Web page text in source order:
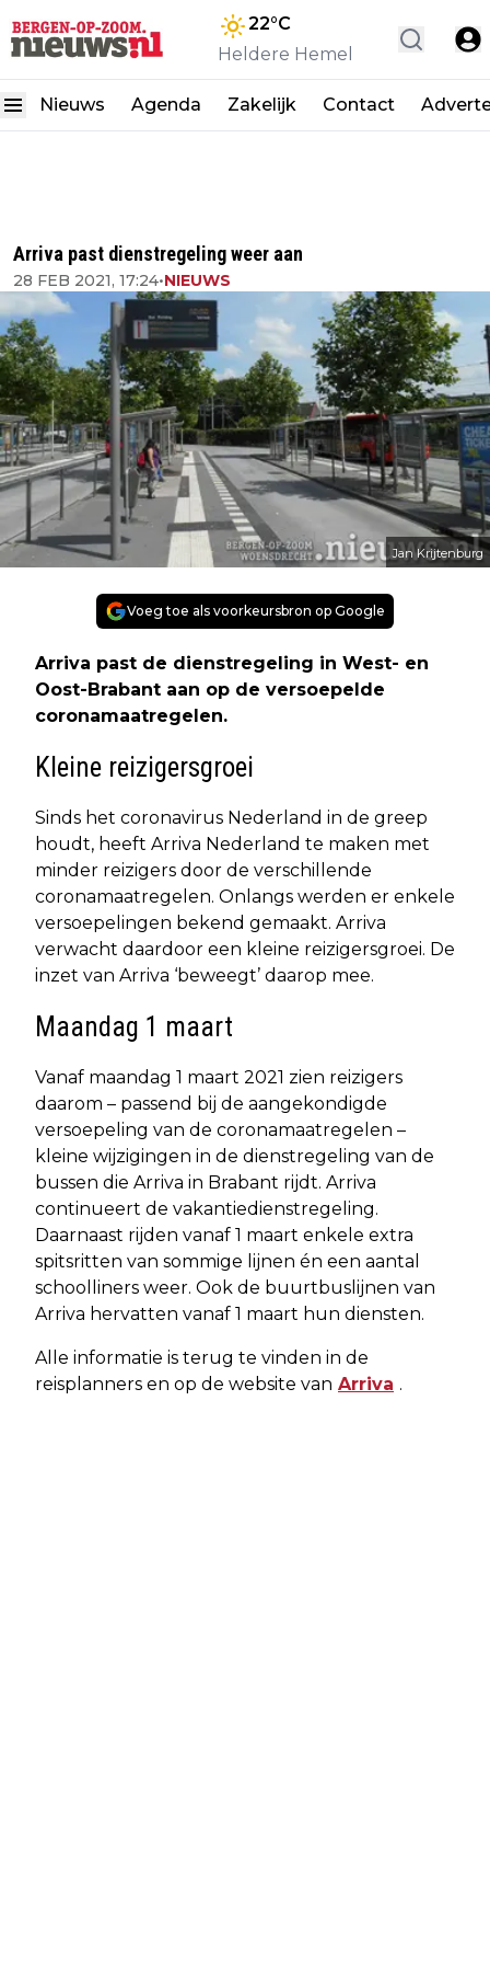
22°C
Heldere Hemel
Nieuws Agenda Zakelijk Contact
Arriva past dienstregeling weer aan
28 FEB 2021, 17:24•NIEUWS
Jan Krijtenburg
Voeg toe als voorkeursbron op Google
Arriva past de dienstregeling in West- en
Oost-Brabant aan op de versoepelde
coronamaatregelen.
Kleine reizigersgroei
Sinds het coronavirus Nederland in de greep
houdt, heeft Arriva Nederland te maken met
minder reizigers door de verschillende
coronamaatregelen. Onlangs werden er enkele
versoepelingen bekend gemaakt. Arriva
verwacht daardoor een kleine reizigersgroei. De
inzet van Arriva ‘beweegt’ daarop mee.
Maandag 1 maart
Vanaf maandag 1 maart 2021 zien reizigers
daarom – passend bij de aangekondigde
versoepeling van de coronamaatregelen –
kleine wijzigingen in de dienstregeling van de
bussen die Arriva in Brabant rijdt. Arriva
continueert de vakantiedienstregeling.
Daarnaast rijden vanaf 1 maart enkele extra
spitsritten van sommige lijnen én een aantal
schoolliners weer. Ook de buurtbuslijnen van
Arriva hervatten vanaf 1 maart hun diensten.
Alle informatie is terug te vinden in de
reisplanners en op de website van Arriva .